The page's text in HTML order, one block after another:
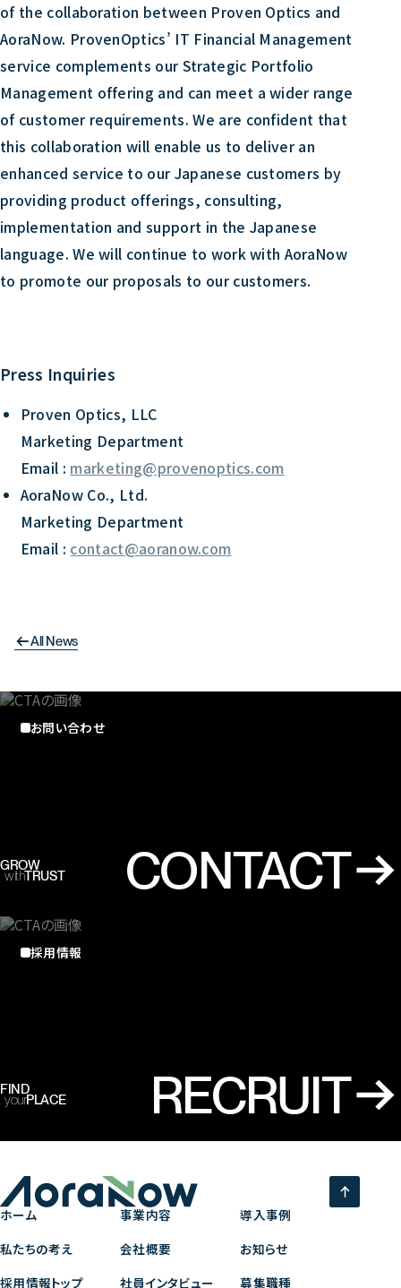
of the collaboration between Proven Optics and
AoraNow. ProvenOptics’ IT Financial Management
service complements our Strategic Portfolio
Management offering and can meet a wider range
of customer requirements. We are confident that
this collaboration will enable us to deliver an
enhanced service to our Japanese customers by
providing product offerings, consulting,
implementation and support in the Japanese
language. We will continue to work with AoraNow
to promote our proposals to our customers.
Press Inquiries
Proven Optics, LLC
Marketing Department
Email : marketing@provenoptics.com
AoraNow Co., Ltd.
Marketing Department
Email : contact@aoranow.com
All News
お問い合わせ
GROW
withTRUST CONTACT
採用情報
FIND
yourPLACE RECRUIT
ホーム 事業内容
導入事例
私たちの考え
会社概要
お知らせ
採用情報トップ
社員インタビュー 募集職種